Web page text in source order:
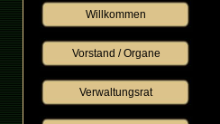
Willkommen
Vorstand / Organe
Verwaltungsrat